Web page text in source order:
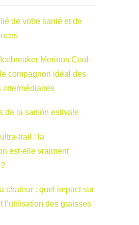
de votre santé et de
Merinos Cool-
compagnon idéal des
intermédiaires
de la saison estivale
trail : la
est-elle vraiment
chaleur : quel impact sur
l’utilisation des graisses